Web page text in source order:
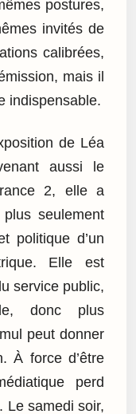
postures,
invités de
calibrées,
mais il
indispensable.
de Léa
aussi le
2, elle a
seulement
politique d’un
Elle est
service public,
donc plus
peut donner
À force d’être
perd
Le samedi soir,